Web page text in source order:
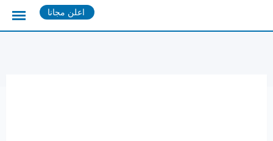
اعلن مجانا